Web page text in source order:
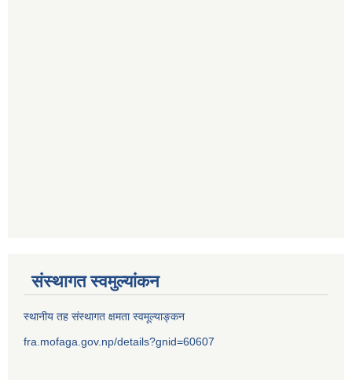
संस्थागत स्वमुल्यांकन
स्थानीय तह संस्थागत क्षमता स्वमूल्याङ्कन
fra.mofaga.gov.np/details?gnid=60607